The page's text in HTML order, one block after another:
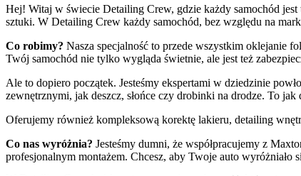
Hej! Witaj w świecie Detailing Crew, gdzie każdy samochód jest
sztuki. W Detailing Crew każdy samochód, bez względu na
Co robimy? Nasza specjalność to przede wszystkim oklejanie
Twój samochód nie tylko wygląda świetnie, ale jest też
Ale to dopiero początek. Jesteśmy ekspertami w dziedzinie
zewnętrznymi, jak deszcz, słońce czy drobinki na drodze. To
Oferujemy również kompleksową korektę lakieru, detailing
Co nas wyróżnia? Jesteśmy dumni, że współpracujemy z
profesjonalnym montażem. Chcesz, aby Twoje auto wyróżniało